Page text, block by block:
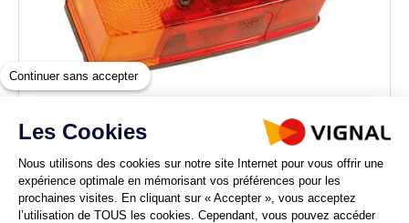
500930
BBS5 - Feu arrière Gauche avec connecteur
Continuer sans accepter
Les Cookies
Nous utilisons des cookies sur notre site Internet pour vous offrir une
expérience optimale en mémorisant vos préférences pour les
prochaines visites. En cliquant sur « Accepter », vous acceptez
l’utilisation de TOUS les cookies. Cependant, vous pouvez accéder